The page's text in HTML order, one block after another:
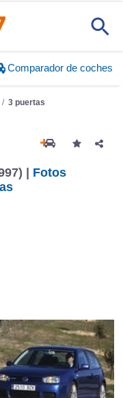
Comparador de coches
3 puertas
| Fotos